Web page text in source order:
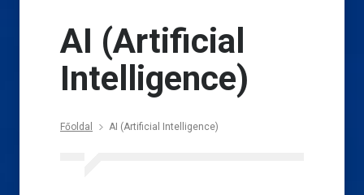
AI (Artificial
Intelligence)
Főoldal AI (Artificial Intelligence)